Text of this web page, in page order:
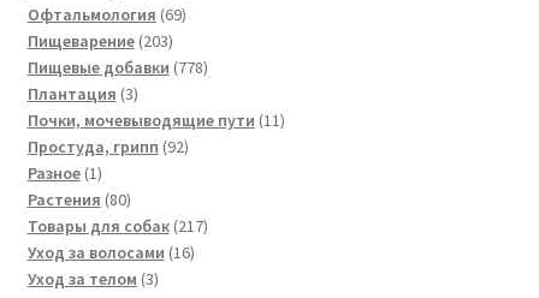
Офтальмология 6969
Пищеварение 203203
товара
Пищевые добавки 778778
Плантация 33
товара
Почки, мочевыводящие пути 1111
Простуда, грипп 9292
Разное 11
товар
Растения 8080
товаров
Товары для собак 217217
Уход за волосами 1616
Уход за телом 33